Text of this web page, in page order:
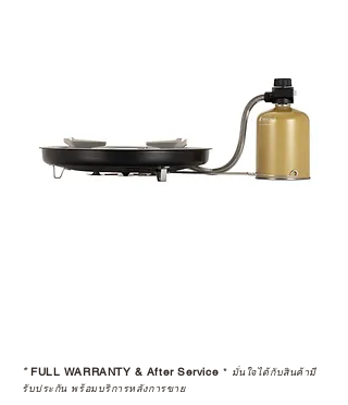
*FULL WARRANTY & After Service * มั่นใจได้กับสินค้ามี
รับประกัน พร้อมบริการหลังการขาย